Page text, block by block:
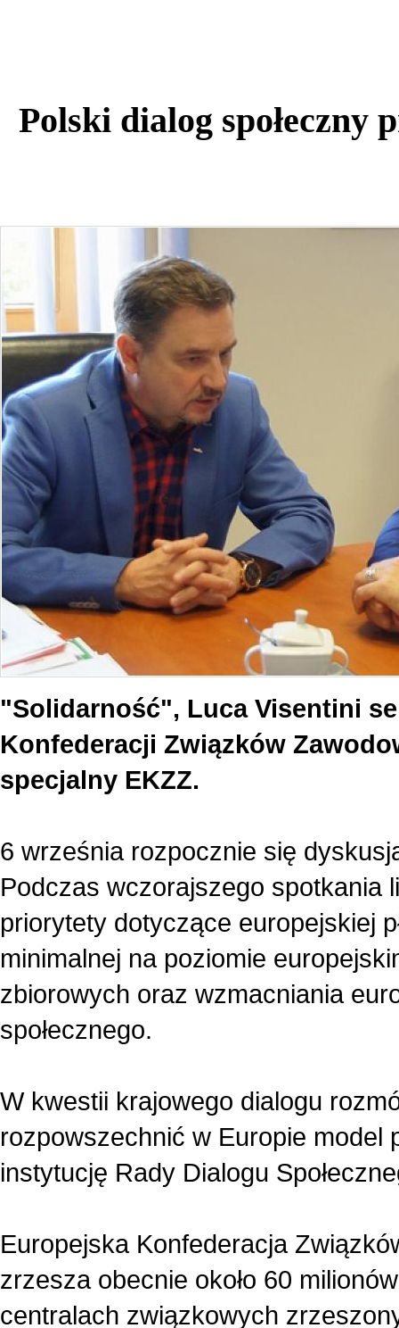
Polski dialog społeczny
"Solidarność", Luca Visentini
Konfederacji Związków
specjalny EKZZ.
6 września rozpocznie się
Podczas wczorajszego spotkania
priorytety dotyczące europejskiej
minimalnej na poziomie
zbiorowych oraz wzmacniania
społecznego.
W kwestii krajowego dialogu
rozpowszechnić w Europie model
instytucję Rady Dialogu
Europejska Konfederacja
zrzesza obecnie około 60
centralach związkowych